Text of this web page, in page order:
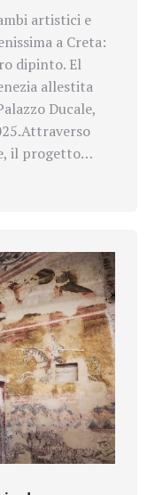
artistici e
a Creta:
dipinto. El
allestita
Ducale,
il progetto…